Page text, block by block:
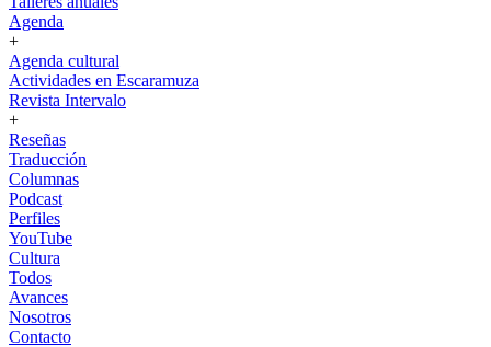
Agenda
+
Agenda cultural
Actividades en Escaramuza
Revista Intervalo
+
Reseñas
Traducción
Columnas
Podcast
Perfiles
YouTube
Cultura
Todos
Avances
Nosotros
Contacto